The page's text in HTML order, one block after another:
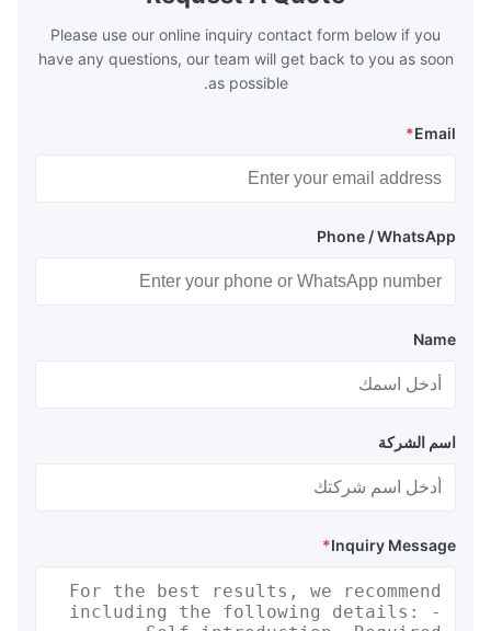
Please use our online inquiry contact form below if you
have any questions, our team will get back to you as soon
as possible.
Email
*
Phone / WhatsApp
Name
اسم الشركة
Inquiry Message
*